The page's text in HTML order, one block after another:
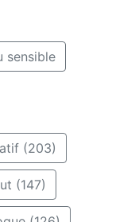
sensible
(203)
(147)